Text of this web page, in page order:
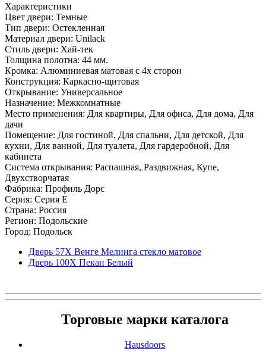
Характеристики
Цвет двери: Темные
Тип двери: Остекленная
Материал двери: Unilack
Стиль двери: Хай-тек
Толщина полотна: 44 мм.
Кромка: Алюминиевая матовая с 4х сторон
Конструкция: Каркасно-щитовая
Открывание: Универсальное
Назначение: Межкомнатные
Место применения: Для квартиры, Для офиса, Для дома, Для
дачи
Помещение: Для гостиной, Для спальни, Для детской, Для
кухни, Для ванной, Для туалета, Для гардеробной, Для
кабинета
Система открывания: Распашная, Раздвижная, Купе,
Двухстворчатая
Фабрика: Профиль Дорс
Серия: Серия E
Страна: Россия
Регион: Подольские
Город: Подольск
Дверь 57X Венге Мелинга стекло матовое
Дверь 100Х Пекан Белый
Торговые марки каталога
Hausdoors